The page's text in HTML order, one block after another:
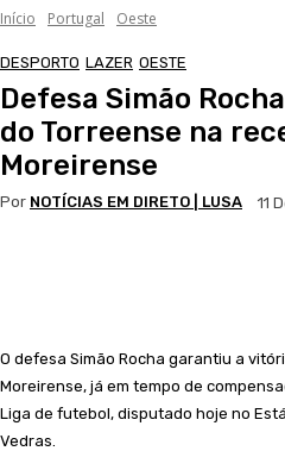
Início Portugal Oeste
DESPORTO LAZER OESTE
Defesa Simão
do Torreense na
Moreirense
Por NOTÍCIAS EM DIRETO | LUSA 11
O defesa Simão Rocha garantiu a
Moreirense, já em tempo de
Liga de futebol, disputado hoje no
Vedras.